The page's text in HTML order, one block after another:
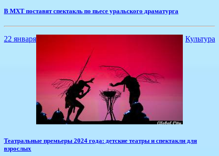
В МХТ поставят спектакль по пьесе уральского драматурга
22 января Культура
​Театральные премьеры 2024 года: детские театры и спектакли для
взрослых